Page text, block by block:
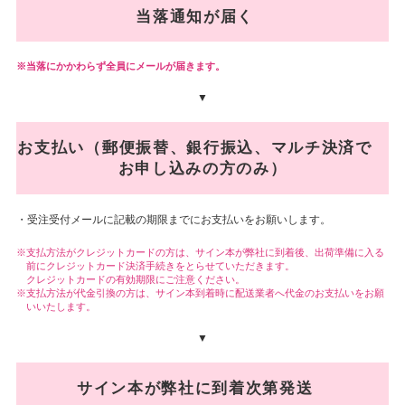
当落通知が届く
当落にかかわらず全員にメールが届きます。
▼
お支払い（郵便振替、銀行振込、マルチ決済で
お申し込みの方のみ）
・受注受付メールに記載の期限までにお支払いをお願いします。
支払方法がクレジットカードの方は、サイン本が弊社に到着後、出荷準備に入る
前にクレジットカード決済手続きをとらせていただきます。
クレジットカードの有効期限にご注意ください。
支払方法が代金引換の方は、サイン本到着時に配送業者へ代金のお支払いをお願
いいたします。
▼
サイン本が弊社に到着次第発送